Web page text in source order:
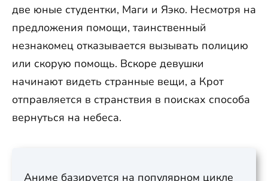
две юные студентки, Маги и Яэко. Несмотря на
предложения помощи, таинственный
незнакомец отказывается вызывать полицию
или скорую помощь. Вскоре девушки
начинают видеть странные вещи, а Крот
отправляется в странствия в поисках способа
вернуться на небеса.
Аниме базируется на популярном цикле